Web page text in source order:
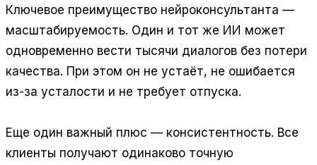
Ключевое преимущество нейроконсультанта —
масштабируемость. Один и тот же ИИ может
одновременно вести тысячи диалогов без потери
качества. При этом он не устаёт, не ошибается
из-за усталости и не требует отпуска.
Еще один важный плюс — консистентность. Все
клиенты получают одинаково точную